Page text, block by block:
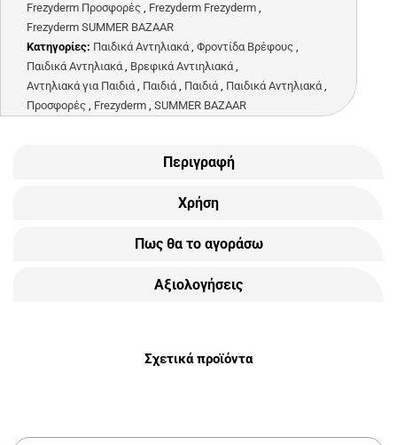
Frezyderm Προσφορές , Frezyderm Frezyderm ,
Frezyderm SUMMER BAZAAR
Κατηγορίες: Παιδικά Αντηλιακά, Φροντίδα Βρέφους ,
Παιδικά Αντηλιακά, Βρεφικά Αντιηλιακά,
Αντηλιακά για Παιδιά, Παιδιά, Παιδιά, Παιδικά Αντηλιακά,
Προσφορές , Frezyderm , SUMMER BAZAAR
Περιγραφή
Χρήση
Πως θα το αγοράσω
Αξιολογήσεις
Σχετικά προϊόντα